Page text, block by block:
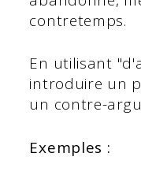
contretemps.
En utilisant
introduire un
un contre-
Exemples :